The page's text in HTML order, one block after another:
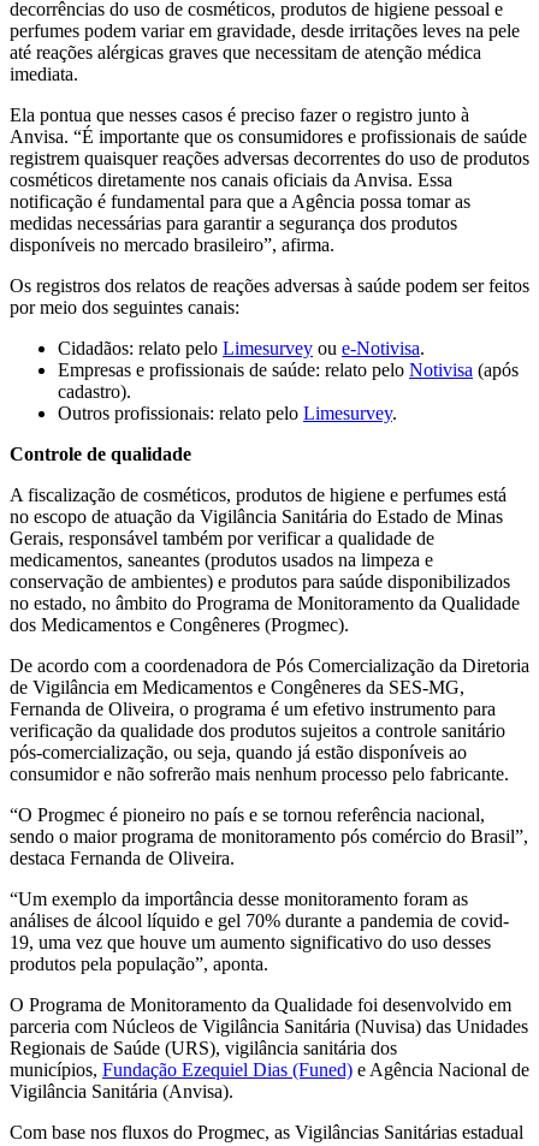
decorrências do uso de cosméticos, produtos de higiene pessoal e
perfumes podem variar em gravidade, desde irritações leves na pele
até reações alérgicas graves que necessitam de atenção médica
imediata.
Ela pontua que nesses casos é preciso fazer o registro junto à
Anvisa. “É importante que os consumidores e profissionais de saúde
registrem quaisquer reações adversas decorrentes do uso de produtos
cosméticos diretamente nos canais oficiais da Anvisa. Essa
notificação é fundamental para que a Agência possa tomar as
medidas necessárias para garantir a segurança dos produtos
disponíveis no mercado brasileiro”, afirma.
Os registros dos relatos de reações adversas à saúde podem ser feitos
por meio dos seguintes canais:
Cidadãos: relato pelo Limesurvey ou e-Notivisa.
Empresas e profissionais de saúde: relato pelo Notivisa (após
cadastro).
Outros profissionais: relato pelo Limesurvey.
Controle de qualidade
A fiscalização de cosméticos, produtos de higiene e perfumes está
no escopo de atuação da Vigilância Sanitária do Estado de Minas
Gerais, responsável também por verificar a qualidade de
medicamentos, saneantes (produtos usados na limpeza e
conservação de ambientes) e produtos para saúde disponibilizados
no estado, no âmbito do Programa de Monitoramento da Qualidade
dos Medicamentos e Congêneres (Progmec).
De acordo com a coordenadora de Pós Comercialização da Diretoria
de Vigilância em Medicamentos e Congêneres da SES-MG,
Fernanda de Oliveira, o programa é um efetivo instrumento para
verificação da qualidade dos produtos sujeitos a controle sanitário
pós-comercialização, ou seja, quando já estão disponíveis ao
consumidor e não sofrerão mais nenhum processo pelo fabricante.
“O Progmec é pioneiro no país e se tornou referência nacional,
sendo o maior programa de monitoramento pós comércio do Brasil”,
destaca Fernanda de Oliveira.
“Um exemplo da importância desse monitoramento foram as
análises de álcool líquido e gel 70% durante a pandemia de covid-
19, uma vez que houve um aumento significativo do uso desses
produtos pela população”, aponta.
O Programa de Monitoramento da Qualidade foi desenvolvido em
parceria com Núcleos de Vigilância Sanitária (Nuvisa) das Unidades
Regionais de Saúde (URS), vigilância sanitária dos
municípios, Fundação Ezequiel Dias (Funed) e Agência Nacional de
Vigilância Sanitária (Anvisa).
Com base nos fluxos do Progmec, as Vigilâncias Sanitárias estadual